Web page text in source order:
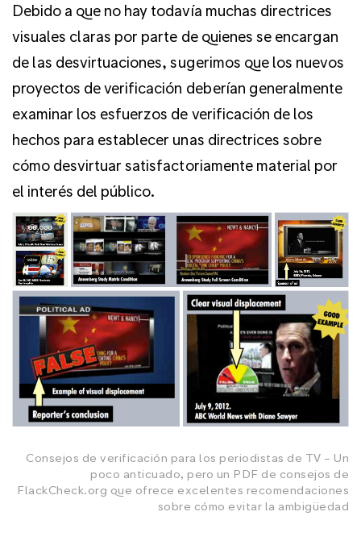
Debido a que no hay todavía muchas directrices
visuales claras por parte de quienes se encargan
de las desvirtuaciones, sugerimos que los nuevos
proyectos de verificación deberían generalmente
examinar los esfuerzos de verificación de los
hechos para establecer unas directrices sobre
cómo desvirtuar satisfactoriamente material por
el interés del público.
Consejos de verificación para los periodistas de TV – Un
poco anticuado, pero un PDF de consejos de
FlackCheck.org que ofrece excelentes recomendaciones
sobre cómo evitar la ambigüedad